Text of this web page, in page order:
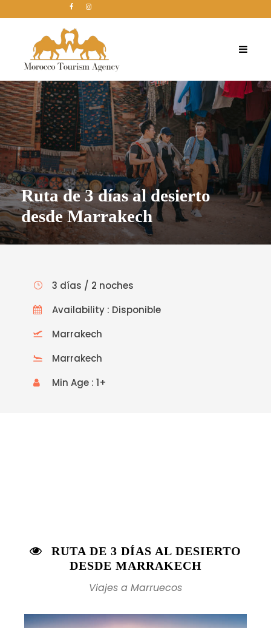
Ruta de 3 días al desierto
desde Marrakech
3 días / 2 noches
Availability : Disponible
Marrakech
Marrakech
Min Age : 1+
RUTA DE 3 DÍAS AL DESIERTO
DESDE MARRAKECH
Viajes a Marruecos